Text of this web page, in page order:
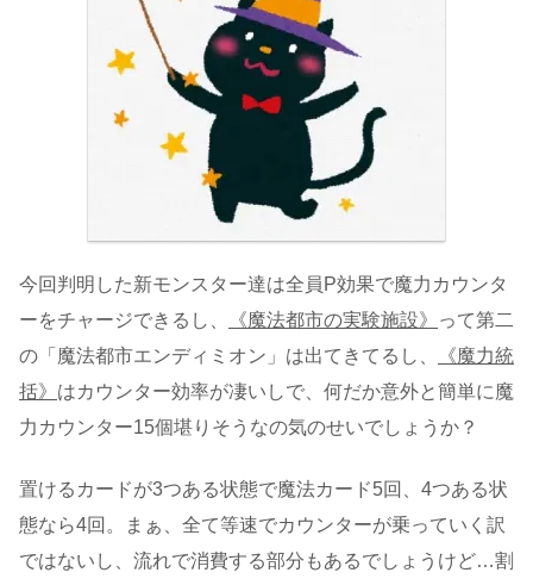
今回判明した新モンスター達は全員P効果で魔力カウンタ
ーをチャージできるし、
《魔法都市の実験施設》
って第二
の「魔法都市エンディミオン」は出てきてるし、
《魔力統
括》 はカウンター効率が凄いしで、何だか意外と簡単に魔
力カウンター15個堪りそうなの気のせいでしょうか？
置けるカードが3つある状態で魔法カード5回、4つある状
態なら4回。まぁ、全て等速でカウンターが乗っていく訳
ではないし、流れで消費する部分もあるでしょうけど…割